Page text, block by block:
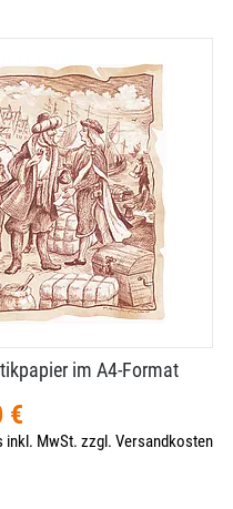
im A4-​Format
€
inkl. MwSt. zzgl. Versandkosten